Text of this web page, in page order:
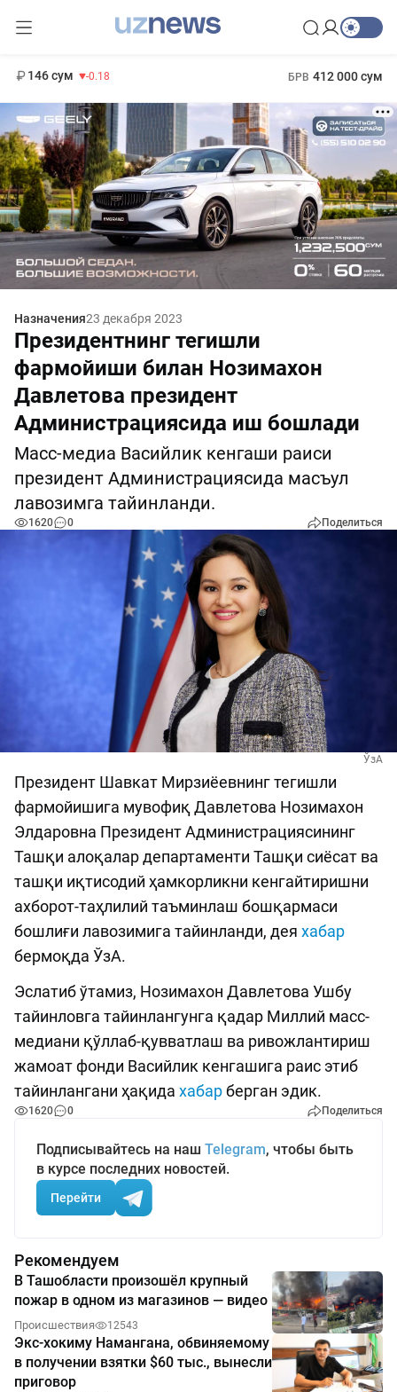
146 сум -0.18 БРВ 412 000 сум
Назначения23 декабря 2023
Президентнинг тегишли
фармойиши билан Нозимахон
Давлетова президент
Администрациясида иш бошлади
Масс-медиа Васийлик кенгаши раиси
президент Администрациясида масъул
лавозимга тайинланди.
1620 0 Поделиться
ЎзА
Президент Шавкат Мирзиёевнинг тегишли
фармойишига мувофиқ Давлетова Нозимахон
Элдаровна Президент Администрациясининг
Ташқи алоқалар департаменти Ташқи сиёсат ва
ташқи иқтисодий ҳамкорликни кенгайтиришни
ахборот-таҳлилий таъминлаш бошқармаси
бошлиғи лавозимига тайинланди, дея хабар
бермоқда ЎзА.
Эслатиб ўтамиз, Нозимахон Давлетова Ушбу
тайинловга тайинлангунга қадар Миллий масс-
медиани қўллаб-қувватлаш ва ривожлантириш
жамоат фонди Васийлик кенгашига раис этиб
тайинлангани ҳақида хабарберган эдик.
1620 0 Поделиться
Подписывайтесь на наш Telegram, чтобы быть
в курсе последних новостей.
Перейти
Рекомендуем
В Ташобласти произошёл крупный
пожар в одном из магазинов — видео
Происшествия 12543
Экс-хокиму Намангана, обвиняемому
в получении взятки $60 тыс., вынесли
приговор